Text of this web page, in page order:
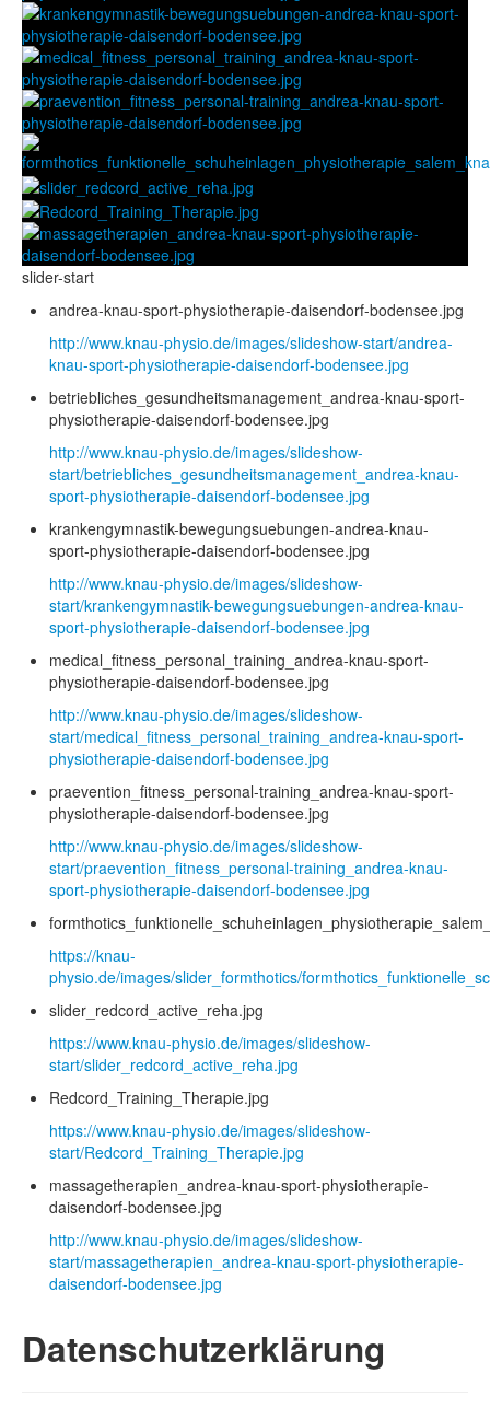
slider-start
andrea-knau-sport-physiotherapie-daisendorf-bodensee.jpg
http://www.knau-physio.de/images/slideshow-start/andrea-
knau-sport-physiotherapie-daisendorf-bodensee.jpg
betriebliches_gesundheitsmanagement_andrea-knau-sport-
physiotherapie-daisendorf-bodensee.jpg
http://www.knau-physio.de/images/slideshow-
start/betriebliches_gesundheitsmanagement_andrea-knau-
sport-physiotherapie-daisendorf-bodensee.jpg
krankengymnastik-bewegungsuebungen-andrea-knau-
sport-physiotherapie-daisendorf-bodensee.jpg
http://www.knau-physio.de/images/slideshow-
start/krankengymnastik-bewegungsuebungen-andrea-knau-
sport-physiotherapie-daisendorf-bodensee.jpg
medical_fitness_personal_training_andrea-knau-sport-
physiotherapie-daisendorf-bodensee.jpg
http://www.knau-physio.de/images/slideshow-
start/medical_fitness_personal_training_andrea-knau-sport-
physiotherapie-daisendorf-bodensee.jpg
praevention_fitness_personal-training_andrea-knau-sport-
physiotherapie-daisendorf-bodensee.jpg
http://www.knau-physio.de/images/slideshow-
start/praevention_fitness_personal-training_andrea-knau-
sport-physiotherapie-daisendorf-bodensee.jpg
https://knau-
physio.de/images/slider_formthotics/
slider_redcord_active_reha.jpg
https://www.knau-physio.de/images/slideshow-
start/slider_redcord_active_reha.jpg
Redcord_Training_Therapie.jpg
https://www.knau-physio.de/images/slideshow-
start/Redcord_Training_Therapie.jpg
massagetherapien_andrea-knau-sport-physiotherapie-
daisendorf-bodensee.jpg
http://www.knau-physio.de/images/slideshow-
start/massagetherapien_andrea-knau-sport-physiotherapie-
daisendorf-bodensee.jpg
Datenschutzerklärung